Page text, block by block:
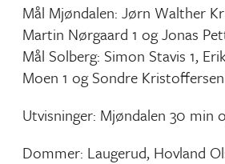
Mål Mjøndalen: Jørn Walther
Martin Nørgaard 1 og Jonas
Mål Solberg: Simon Stavis 1,
Moen 1 og Sondre Kristoffersen
Utvisninger: Mjøndalen 30 min
Dommer: Laugerud, Hovland